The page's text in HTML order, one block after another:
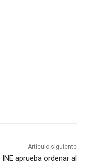
Artículo siguiente
INE aprueba ordenar al